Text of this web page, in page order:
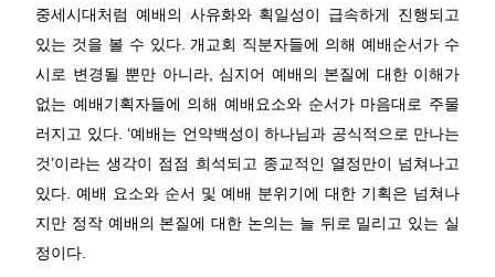
중세시대처럼 예배의 사유화와 획일성이 급속하게 진행되고
있는 것을 볼 수 있다. 개교회 직분자들에 의해 예배순서가 수
시로 변경될 뿐만 아니라, 심지어 예배의 본질에 대한 이해가
없는 예배기획자들에 의해 예배요소와 순서가 마음대로 주물
러지고 있다. ‘예배는 언약백성이 하나님과 공식적으로 만나는
것’이라는 생각이 점점 희석되고 종교적인 열정만이 넘쳐나고
있다. 예배 요소와 순서 및 예배 분위기에 대한 기획은 넘쳐나
지만 정작 예배의 본질에 대한 논의는 늘 뒤로 밀리고 있는 실
정이다.